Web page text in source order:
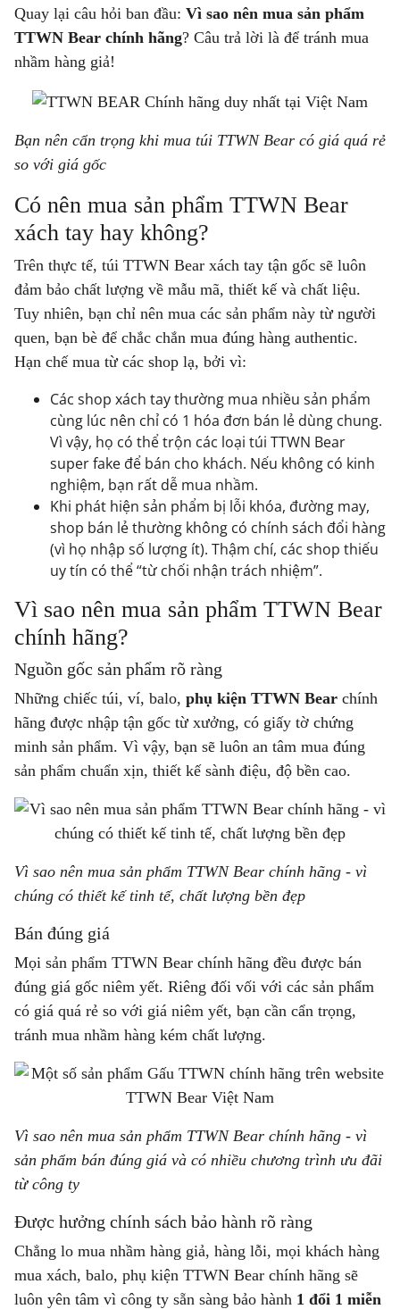
Quay lại câu hỏi ban đầu: Vì sao nên mua sản phẩm
TTWN Bear chính hãng? Câu trả lời là để tránh mua
nhầm hàng giả!
Bạn nên cẩn trọng khi mua túi TTWN Bear có giá quá rẻ
so với giá gốc
Có nên mua sản phẩm TTWN Bear
xách tay hay không?
Trên thực tế, túi TTWN Bear xách tay tận gốc sẽ luôn
đảm bảo chất lượng về mẫu mã, thiết kế và chất liệu.
Tuy nhiên, bạn chỉ nên mua các sản phẩm này từ người
quen, bạn bè để chắc chắn mua đúng hàng authentic.
Hạn chế mua từ các shop lạ, bởi vì:
Các shop xách tay thường mua nhiều sản phẩm
cùng lúc nên chỉ có 1 hóa đơn bán lẻ dùng chung.
Vì vậy, họ có thể trộn các loại túi TTWN Bear
super fake để bán cho khách. Nếu không có kinh
nghiệm, bạn rất dễ mua nhầm.
Khi phát hiện sản phẩm bị lỗi khóa, đường may,
shop bán lẻ thường không có chính sách đổi hàng
(vì họ nhập số lượng ít). Thậm chí, các shop thiếu
uy tín có thể “từ chối nhận trách nhiệm”.
Vì sao nên mua sản phẩm TTWN Bear
chính hãng?
Nguồn gốc sản phẩm rõ ràng
Những chiếc túi, ví, balo, phụ kiện TTWN Bear chính
hãng được nhập tận gốc từ xưởng, có giấy tờ chứng
minh sản phẩm. Vì vậy, bạn sẽ luôn an tâm mua đúng
sản phẩm chuẩn xịn, thiết kế sành điệu, độ bền cao.
Vì sao nên mua sản phẩm TTWN Bear chính hãng - vì
chúng có thiết kế tinh tế, chất lượng bền đẹp
Bán đúng giá
Mọi sản phẩm TTWN Bear chính hãng đều được bán
đúng giá gốc niêm yết. Riêng đối vối với các sản phẩm
có giá quá rẻ so với giá niêm yết, bạn cần cẩn trọng,
tránh mua nhầm hàng kém chất lượng.
Vì sao nên mua sản phẩm TTWN Bear chính hãng - vì
sản phẩm bán đúng giá và có nhiều chương trình ưu đãi
từ công ty
Được hưởng chính sách bảo hành rõ ràng
Chẳng lo mua nhầm hàng giả, hàng lỗi, mọi khách hàng
mua xách, balo, phụ kiện TTWN Bear chính hãng sẽ
luôn yên tâm vì công ty sẵn sàng bảo hành 1 đổi 1 miễn